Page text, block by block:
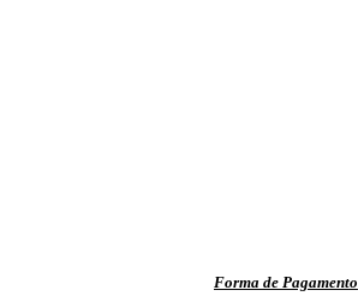
Forma de Pagamento